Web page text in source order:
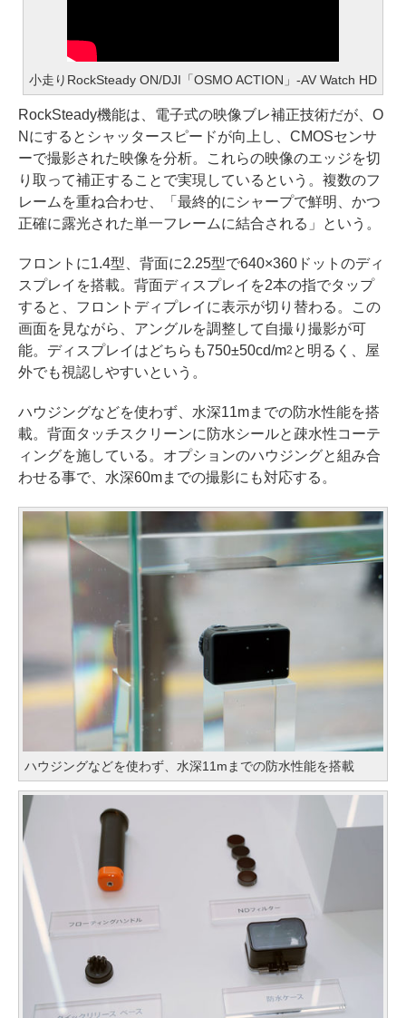
小走りRockSteady ON/DJI「OSMO ACTION」-AV Watch HD
RockSteady機能は、電子式の映像ブレ補正技術だが、O
Nにするとシャッタースピードが向上し、CMOSセンサ
ーで撮影された映像を分析。これらの映像のエッジを切
り取って補正することで実現しているという。複数のフ
レームを重ね合わせ、「最終的にシャープで鮮明、かつ
正確に露光された単一フレームに結合される」という。
フロントに1.4型、背面に2.25型で640×360ドットのディ
スプレイを搭載。背面ディスプレイを2本の指でタップ
すると、フロントディプレイに表示が切り替わる。この
画面を見ながら、アングルを調整して自撮り撮影が可
能。ディスプレイはどちらも750±50cd/m2 と明るく、屋
外でも視認しやすいという。
ハウジングなどを使わず、水深11mまでの防水性能を搭
載。背面タッチスクリーンに防水シールと疎水性コーテ
ィングを施している。オプションのハウジングと組み合
わせる事で、水深60mまでの撮影にも対応する。
ハウジングなどを使わず、水深11mまでの防水性能を搭載